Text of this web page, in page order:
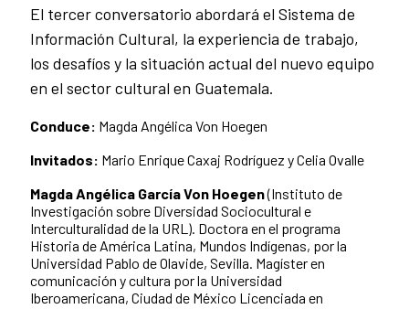
El tercer conversatorio abordará el Sistema de
Información Cultural, la experiencia de trabajo,
los desafíos y la situación actual del nuevo equipo
en el sector cultural en Guatemala.
Conduce: Magda Angélica Von Hoegen
Invitados: Mario Enrique Caxaj Rodríguez y Celia Ovalle
Magda Angélica García Von Hoegen(Instituto de
Investigación sobre Diversidad Sociocultural e
Interculturalidad de la URL). Doctora en el programa
Historia de América Latina, Mundos Indígenas, por la
Universidad Pablo de Olavide, Sevilla. Magíster en
comunicación y cultura por la Universidad
Iberoamericana, Ciudad de México Licenciada en